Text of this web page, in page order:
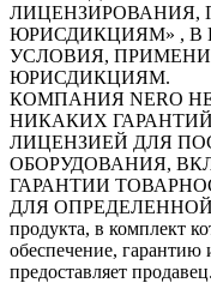
ЮРИСДИКЦИЯМ» , В
УСЛОВИЯ,
ЮРИСДИКЦИЯМ.
КОМПАНИЯ NERO
НИКАКИХ
ЛИЦЕНЗИЕЙ ДЛЯ
ОБОРУДОВАНИЯ,
ГАРАНТИИ
ДЛЯ ОПРЕДЕЛЕННОЙ
продукта, в комплект
обеспечение, гарантию
предоставляет продавец.